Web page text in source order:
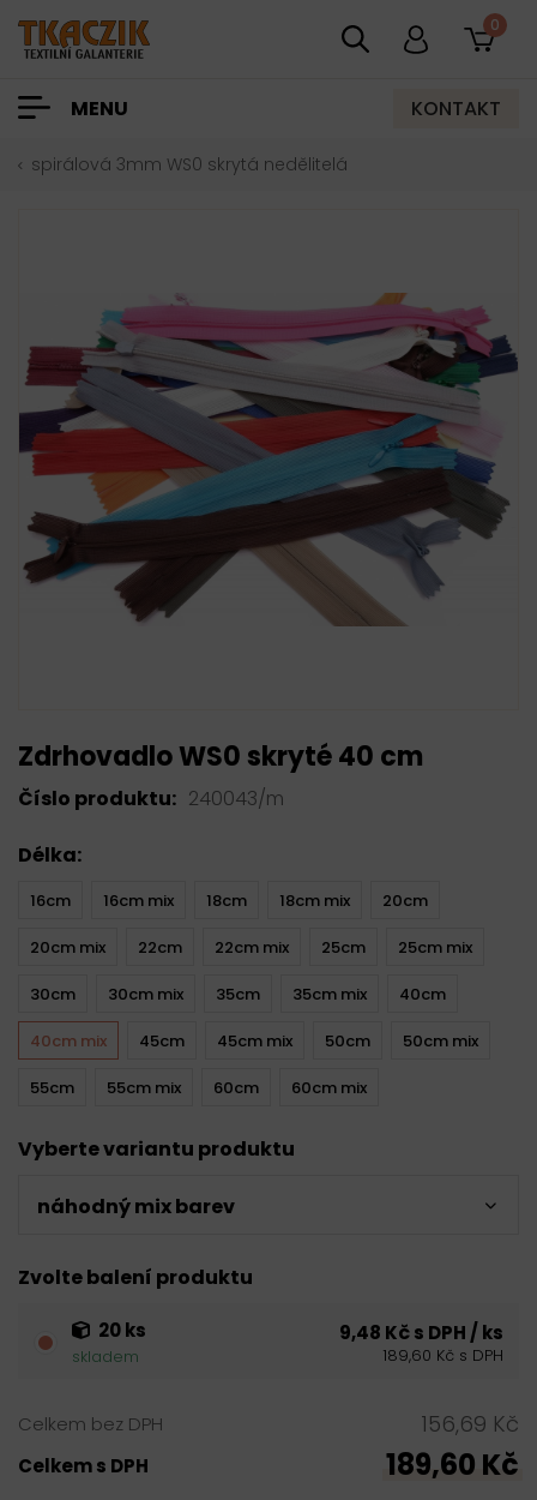
0
MENU KONTAKT
spirálová 3mm WS0 skrytá nedělitelá
Zdrhovadlo WS0 skryté 40 cm
Číslo produktu: 240043/m
Délka:
16cm 16cm mix 18cm 18cm mix 20cm
20cm mix 22cm 22cm mix 25cm 25cm mix
30cm 30cm mix 35cm 35cm mix 40cm
40cm mix 45cm 45cm mix 50cm 50cm mix
55cm 55cm mix 60cm 60cm mix
Vyberte variantu produktu
náhodný mix barev
Zvolte balení produktu
20 ks
skladem
9,48 Kč s DPH / ks
189,60 Kč s DPH
Celkem bez DPH 156,69 Kč
Celkem s DPH 189,60 Kč